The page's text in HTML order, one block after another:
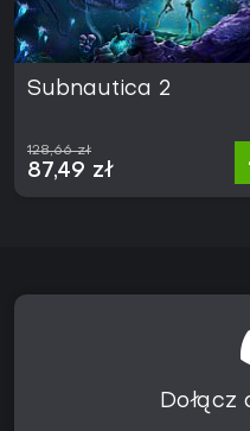
Subnautica 2
128,66 zł
87,49 zł
Dołącz